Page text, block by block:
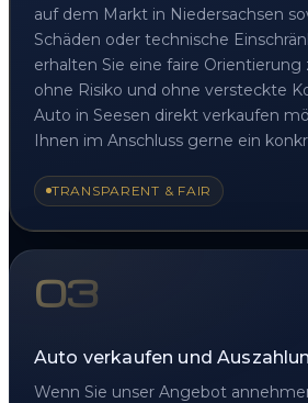
auf dem Markt in Niedersachsen
Schäden oder technische
erhalten Sie eine faire
ohne Risiko und ohne versteckte
Auto in Seesen direkt verkaufen
Ihnen im Anschluss gerne ein
TRANSPARENT & FAIR
03
Auto verkaufen und
Wenn Sie unser Angebot